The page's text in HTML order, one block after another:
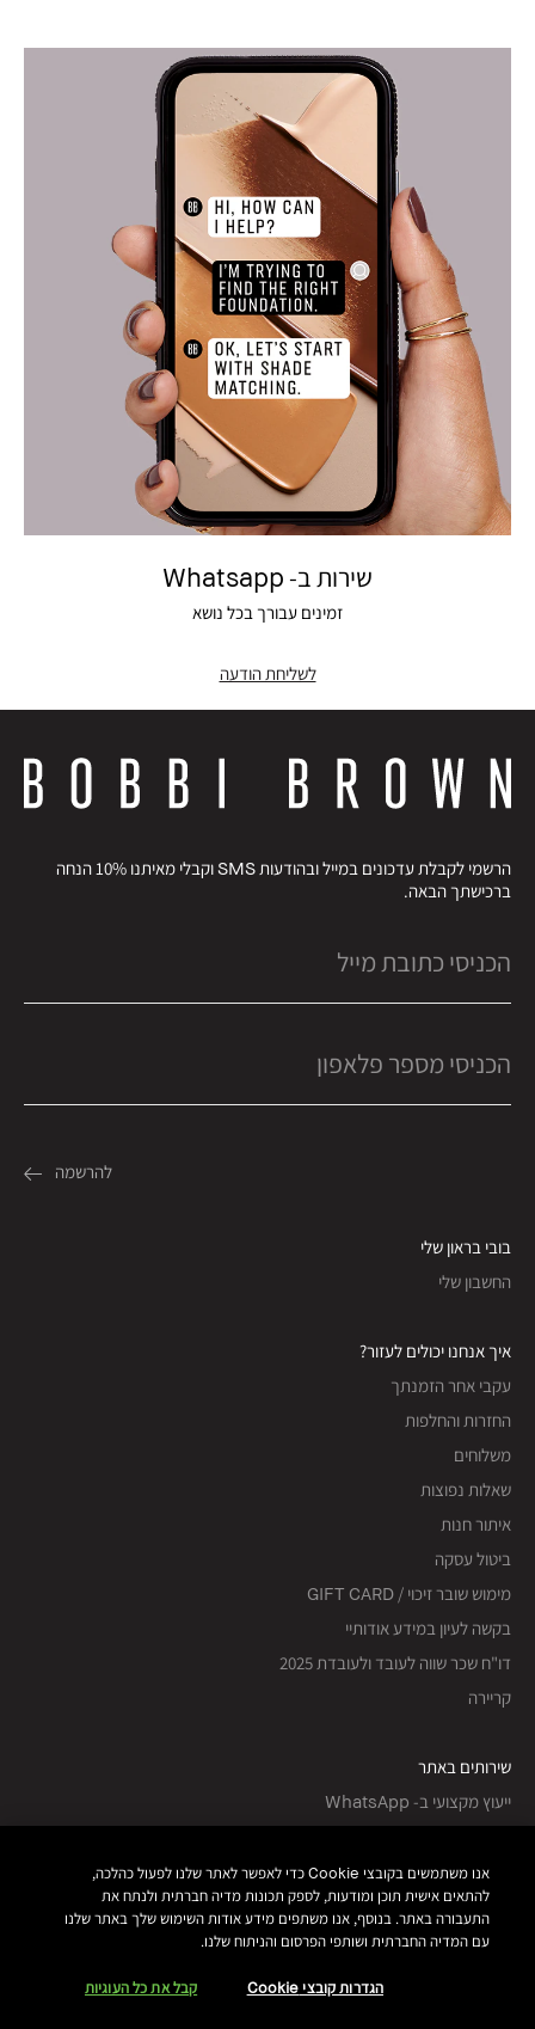
שירות ב- Whatsapp
זמינים עבורך בכל נושא
לשליחת הודעה
הרשמי לקבלת עדכונים במייל ובהודעות SMS וקבלי מאיתנו 10% הנחה
ברכישתך הבאה.
בובי בראון שלי
החשבון שלי
איך אנחנו יכולים לעזור?
עקבי אחר הזמנתך
החזרות והחלפות
משלוחים
שאלות נפוצות
איתור חנות
ביטול עסקה
מימוש שובר זיכוי / GIFT CARD
בקשה לעיון במידע אודותיי
דו"ח שכר שווה לעובד ולעובדת 2025
קריירה
שירותים באתר
ייעוץ מקצועי ב- WhatsApp
שירות לקוחות
עקבי אחרינו
אנו משתמשים בקובצי Cookie כדי לאפשר לאתר שלנו לפעול כהלכה,
להתאים אישית תוכן ומודעות, לספק תכונות מדיה חברתית ולנתח את
התעבורה באתר. בנוסף, אנו משתפים מידע אודות השימוש שלך באתר שלנו
עם המדיה החברתית ושותפי הפרסום והניתוח שלנו.
הגדרות קובצי Cookie קבל את כל העוגיות